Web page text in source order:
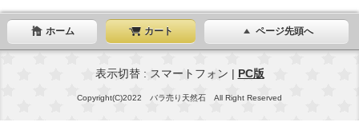
ホーム カート ページ先頭へ
表示切替 : スマートフォン | PC版
Copyright(C)2022 バラ売り天然石 All Right Reserved